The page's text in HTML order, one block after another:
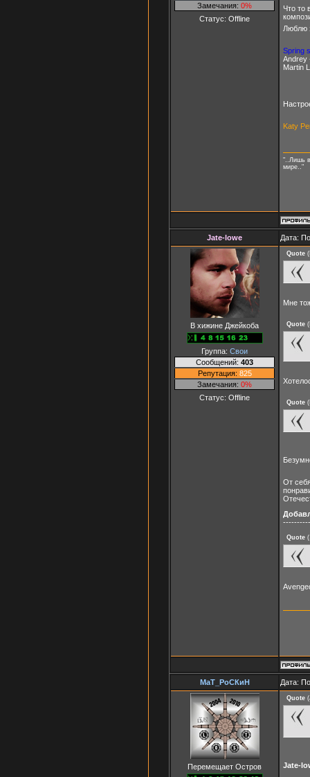
Замечания: 0%
Статус: Offline
Что то
Люблю
Spring
Andrey
Martin
Katy
"..Лишь
мире.."
Jate-lowe Дата:
В хижине Джейкоба
Группа: Свои
Сообщений: 403
Репутация: 825
Замечания: 0%
Статус: Offline
Quote (
Мне
Quote (
Quote (
От
Quote (
МаТ_РоСКиН Дата:
Перемещает Остров
Quote (
Jate-